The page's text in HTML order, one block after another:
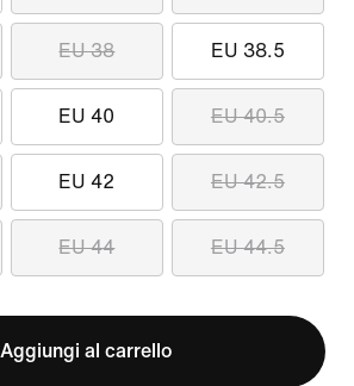
EU 38 EU 38.5
EU 40 EU 40.5
EU 42 EU 42.5
EU 44 EU 44.5
Aggiungi al carrello